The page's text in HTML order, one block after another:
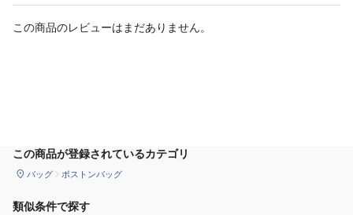
この商品のレビューはまだありません。
この商品が登録されているカテゴリ
バッグ ボストンバッグ
類似条件で探す